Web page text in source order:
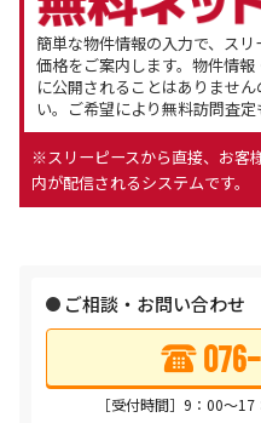
簡単な物件情報の入力で、ス
価格をご案内します。物件情
に公開されることはありませ
い。ご希望により無料訪問査定
※スリーピースから直接、お客
内が配信されるシステムです。
ご相談・お問い合わせ
［受付時間］9：00〜